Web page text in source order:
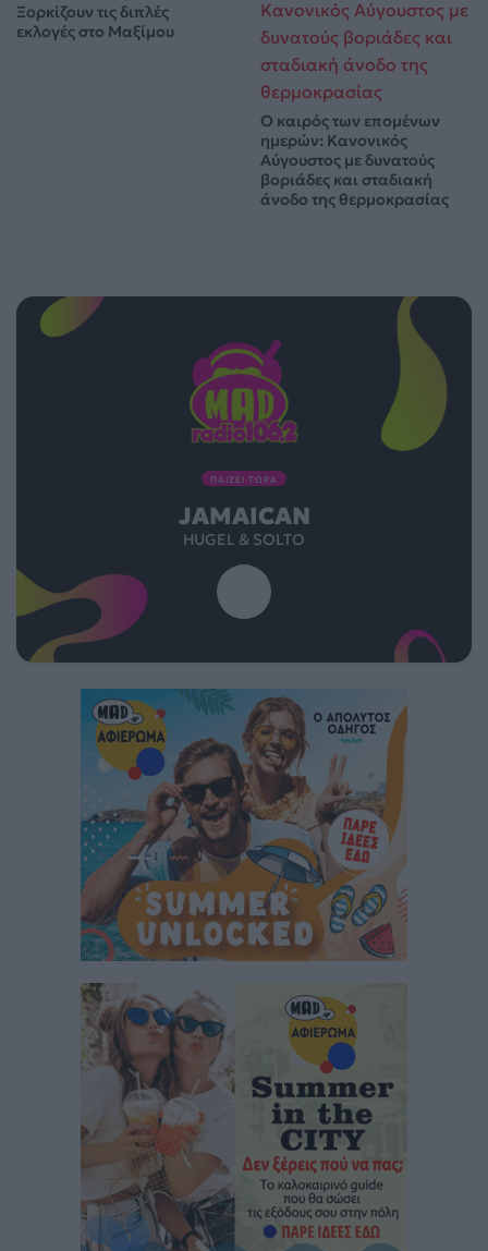
Ξορκίζουν τις διπλές
εκλογές στο Μαξίμου
Ο καιρός των επομένων
ημερών: Κανονικός
Αύγουστος με δυνατούς
βοριάδες και σταδιακή
άνοδο της θερμοκρασίας
ΠΑΙΖΕΙ ΤΩΡΑ
JAMAICAN
HUGEL & SOLTO